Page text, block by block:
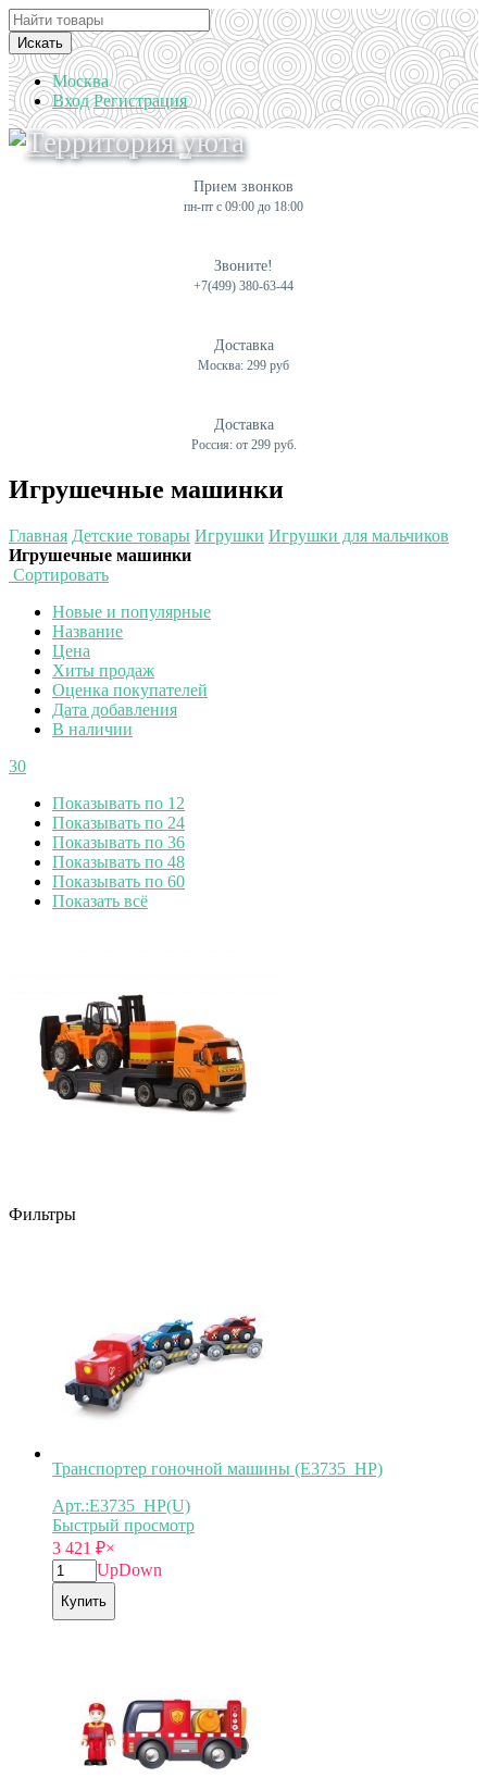
Искать
Москва
Вход Регистрация
Прием звонков
пн-пт с 09:00 до 18:00
Звоните!
+7(499) 380-63-44
Доставка
Москва: 299 руб
Доставка
Россия: от 299 руб.
Игрушечные машинки
Главная Детские товары Игрушки Игрушки для мальчиков
Игрушечные машинки
Сортировать
Новые и популярные
Название
Цена
Хиты продаж
Оценка покупателей
Дата добавления
В наличии
30
Показывать по 12
Показывать по 24
Показывать по 36
Показывать по 48
Показывать по 60
Показать всё
Фильтры
Транспортер гоночной машины (E3735_HP)
Арт.:E3735_HP(U)
Быстрый просмотр
3 421 ₽×
UpDown
Купить